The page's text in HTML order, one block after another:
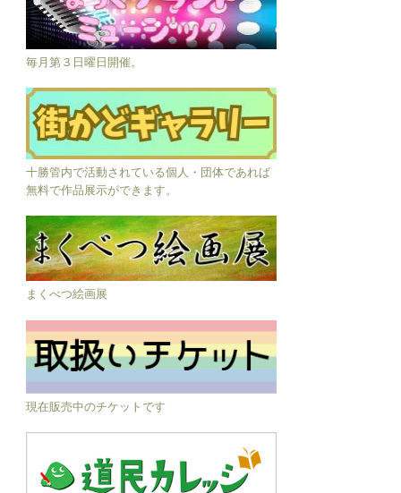
毎月第３日曜日開催。
十勝管内で活動されている個人・団体であれば
無料で作品展示ができます。
まくべつ絵画展
現在販売中のチケットです